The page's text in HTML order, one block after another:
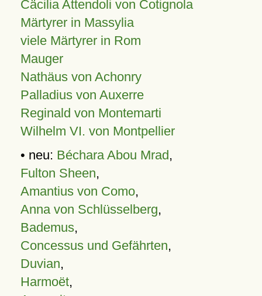
Cäcilia Attendoli von Cotignola
Märtyrer in Massylia
viele Märtyrer in Rom
Mauger
Nathäus von Achonry
Palladius von Auxerre
Reginald von Montemarti
Wilhelm VI. von Montpellier
• neu: Béchara Abou Mrad,
Fulton Sheen,
Amantius von Como,
Anna von Schlüsselberg,
Bademus,
Concessus und Gefährten,
Duvian,
Harmoët,